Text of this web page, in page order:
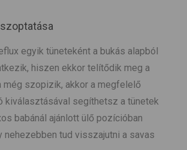
egyik tüneteként a bukás alapból
hiszen ekkor telítődik meg a
még szopizik, akkor a megfelelő
kiválasztásával segíthetsz a tünetek
babánál ajánlott ülő pozícióban
nehezebben tud visszajutni a savas